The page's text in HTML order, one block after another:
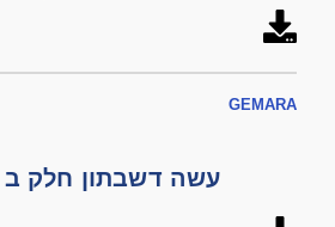
GEMARA
Shiur 51 - עשה דשבתון חלק ב